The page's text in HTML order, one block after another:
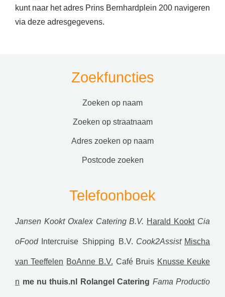
kunt naar het adres Prins Bernhardplein 200 navigeren
via deze adresgegevens.
Zoekfuncties
zoeken op naam
zoeken op straatnaam
adres zoeken op naam
postcode zoeken
Telefoonboek
Jansen Kookt Oxalex Catering B.V. Harald Kookt Cia
oFood Intercruise Shipping B.V. Cook2Assist Mischa
van Teeffelen BoAnne B.V. Café Bruis Knusse Keuke
n me nu thuis.nl Rolangel Catering Fama Productio